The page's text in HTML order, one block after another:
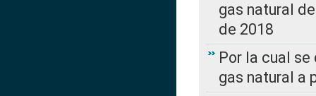
gas natural
de 2018
Por la cual
gas natural a